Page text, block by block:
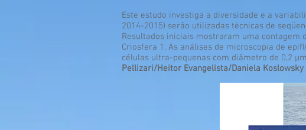
Este estudo investiga a diversidade e a
2014-2015) serão utilizadas técnicas de
Resultados iniciais mostraram uma contagem
Criosfera 1. As análises de microscopia de
células ultra-pequenas com diâmetro de 0,2
Pellizari/Heitor Evangelista/Daniela Koslowsky